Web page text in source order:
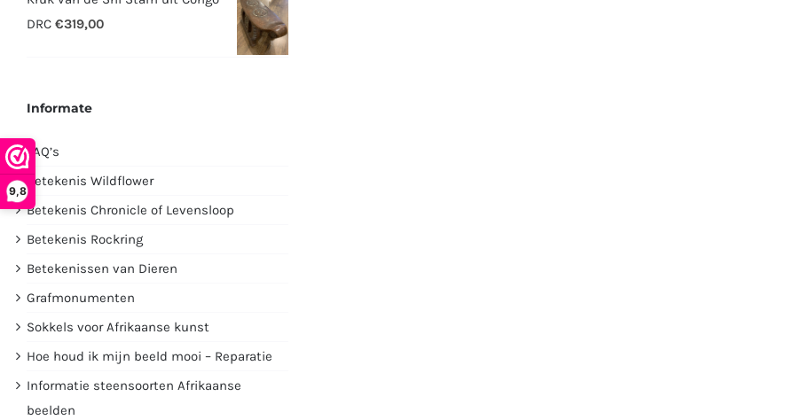
9,8
was:
€2995,00.
DRC €319,00
Informate
FAQ’s
Betekenis Wildflower
Betekenis Chronicle of Levensloop
Betekenis Rockring
Betekenissen van Dieren
Grafmonumenten
Sokkels voor Afrikaanse kunst
Hoe houd ik mijn beeld mooi – Reparatie
Informatie steensoorten Afrikaanse
beelden